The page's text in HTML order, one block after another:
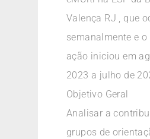
Valença RJ , que
semanalmente e
ação iniciou em
2023 a julho de
Objetivo Geral
Analisar a
grupos de